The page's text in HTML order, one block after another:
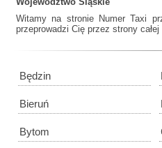
Witamy na stronie Numer Taxi
przeprowadzi Cię przez strony
Będzin
Bieruń
Bytom